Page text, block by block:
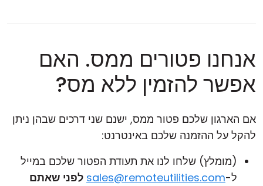
אנחנו פטורים ממס. האם
אפשר להזמין ללא מס?
אם הארגון שלכם פטור ממס, ישנם שני דרכים שבהן ניתן
להקל על ההזמנה שלכם באינטרנט:
(מומלץ) שלחו לנו את תעודת הפטור שלכם במייל
ל-sales@remoteutilities.com לפני שאתם